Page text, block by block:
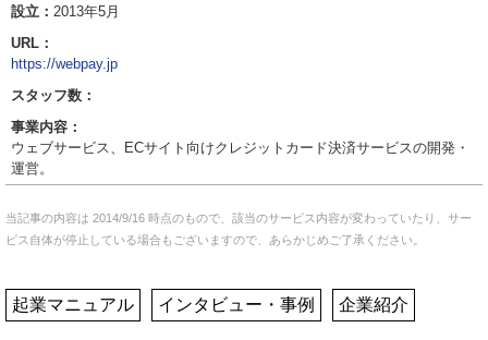
設立： 2013年5月
URL：
https://webpay.jp
スタッフ数：
事業内容：
ウェブサービス、ECサイト向けクレジットカード決済サービスの開発・
運営。
当記事の内容は 2014/9/16 時点のもので、該当のサービス内容が変わっていたり、サー
ビス自体が停止している場合もございますので、あらかじめご了承ください。
起業マニュアル インタビュー・事例 企業紹介